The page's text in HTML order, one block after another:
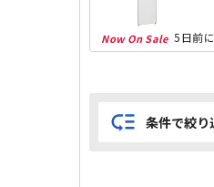
low_priority 条件で絞り